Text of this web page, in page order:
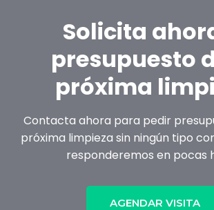
Solicita
presupuesto
próxima
Contacta ahora para pedir
próxima limpieza sin ningún tipo
responderemos en pocas
AGENDAR VISITA